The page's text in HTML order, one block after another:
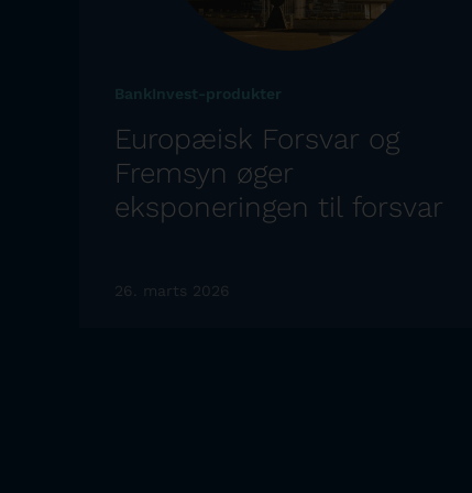
BankInvest-produkter
Europæisk Forsvar og
Fremsyn øger
eksponeringen til forsvar
26. marts 2026